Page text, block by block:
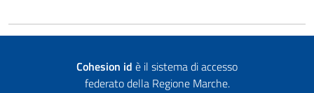
Cohesion id è il sistema di accesso
federato della Regione Marche.